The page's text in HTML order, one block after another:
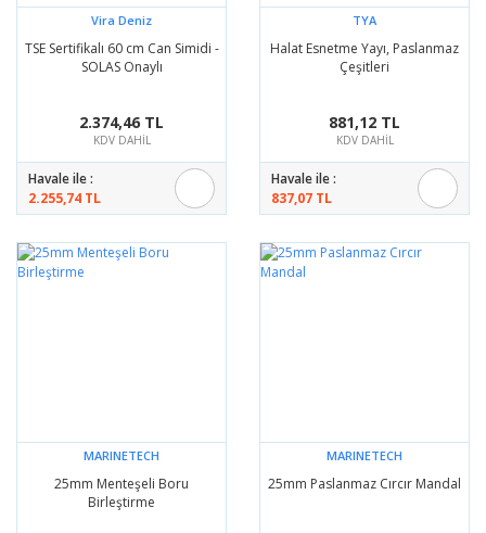
Vira Deniz
TSE Sertifikalı 60 cm Can Simidi -
SOLAS Onaylı
2.374,46 TL
KDV DAHİL
Havale ile :
2.255,74 TL
TYA
Halat Esnetme Yayı, Paslanmaz
Çeşitleri
881,12 TL
KDV DAHİL
Havale ile :
837,07 TL
MARINETECH
25mm Menteşeli Boru
Birleştirme
MARINETECH
25mm Paslanmaz Cırcır Mandal